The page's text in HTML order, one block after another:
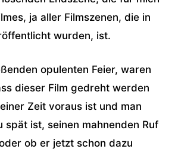
ja aller Filmszenen, die in
wurden, ist.
opulenten Feier, waren
dieser Film gedreht werden
Zeit voraus ist und man
spät ist, seinen mahnenden Ruf
ob er jetzt schon dazu